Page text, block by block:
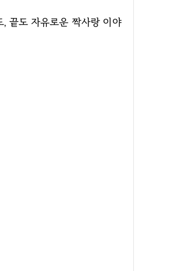
끝도 자유로운 짝사랑 이야